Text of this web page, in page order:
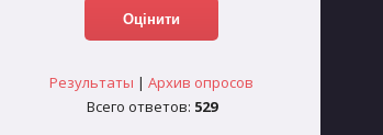
Результаты |Архив опросов
Всего ответов: 529